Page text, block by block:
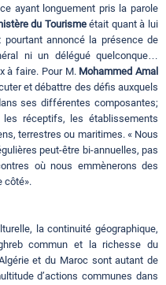
ayant longuement pris la parole
du Tourismeétait quant à lui
annoncé la présence de
ni un délégué quelconque…
à faire. Pour M. Mohammed Amal
et débattre des défis auxquels
ses différentes composantes;
réceptifs, les établissements
terrestres ou maritimes. « Nous
peut-être bi-annuelles, pas
où nous emmènerons des
côté».
la continuité géographique,
commun et la richesse du
et du Maroc sont autant de
d’actions communes dans